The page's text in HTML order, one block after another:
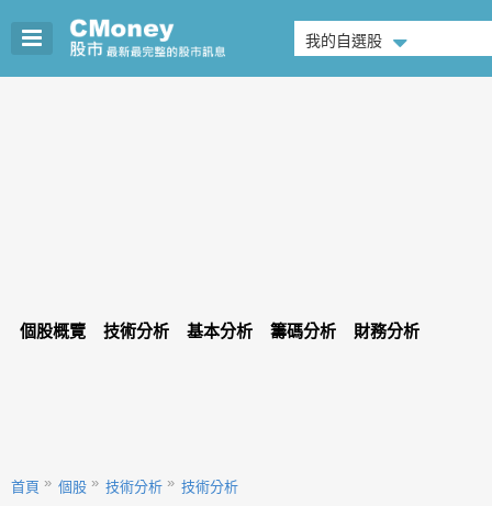
我的自選股
個股概覽 技術分析 基本分析 籌碼分析 財務分析
首頁 個股 技術分析 技術分析